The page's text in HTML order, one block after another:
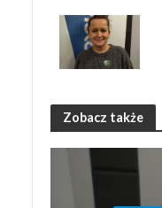
Zobacz także